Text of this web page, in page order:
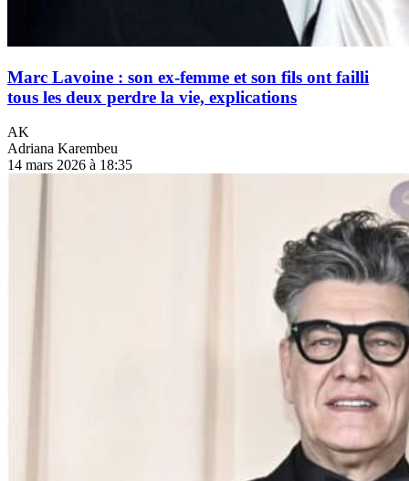
Marc Lavoine : son ex-femme et son fils ont failli
tous les deux perdre la vie, explications
AK
Adriana Karembeu
14 mars 2026 à 18:35